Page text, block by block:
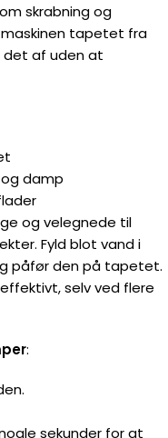
skrabning og
tapetet fra
det af uden at
damp
og velegnede til
Fyld blot vand i
påfør den på tapetet.
selv ved flere
:
sekunder for at